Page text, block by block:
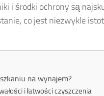
i środki ochrony są
co jest niezwykle
na wynajem?
i łatwości czyszczenia